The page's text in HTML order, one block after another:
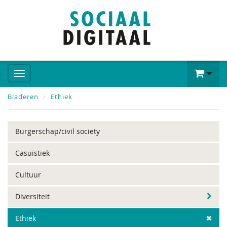
Bladeren Ethiek
Burgerschap/civil society
Casuïstiek
Cultuur
Diversiteit
Ethiek